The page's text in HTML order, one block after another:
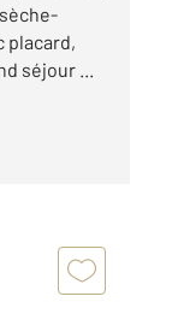
placard,
séjour ...